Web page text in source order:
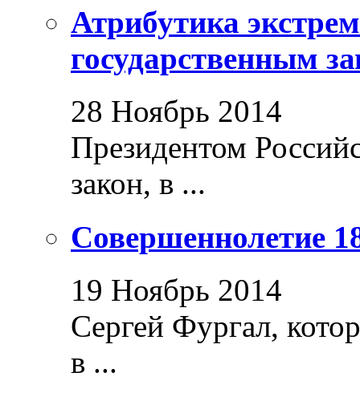
Атрибутика
государственным
28 Ноябрь 2014
Президентом
закон, в ...
Совершеннолетие
19 Ноябрь 2014
Сергей Фургал,
в ...